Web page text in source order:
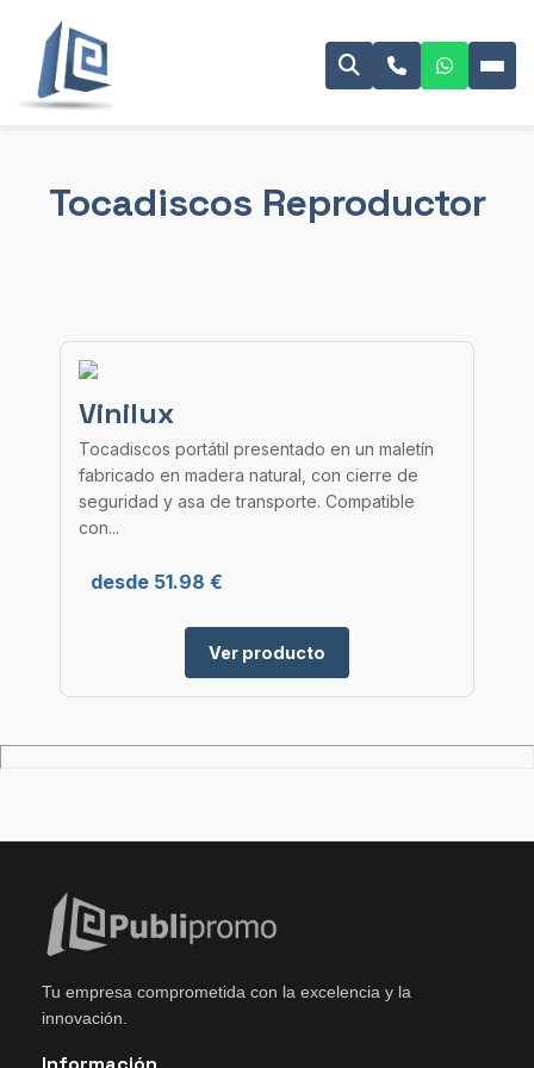
Tocadiscos Reproductor
Vinilux
Tocadiscos portátil presentado en un maletín
fabricado en madera natural, con cierre de
seguridad y asa de transporte. Compatible
con...
desde 51.98 €
Ver producto
Tu empresa comprometida con la excelencia y la
innovación.